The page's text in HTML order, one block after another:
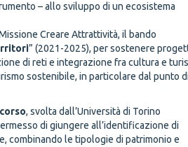
– allo sviluppo di un ecosistema
Creare Attrattività, il bando
” (2021-2025), per sostenere
di reti e integrazione fra cultura e
sostenibile, in particolare dal punto di
, svolta dall’Università di Torino
di giungere all’identificazione di
combinando le tipologie di patrimonio e